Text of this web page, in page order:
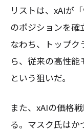
リストは、xAIが
のポジションを確
なわち、トップ
ら、従来の高性
という狙いだ。
また、xAIの価格
る。マスク氏はか